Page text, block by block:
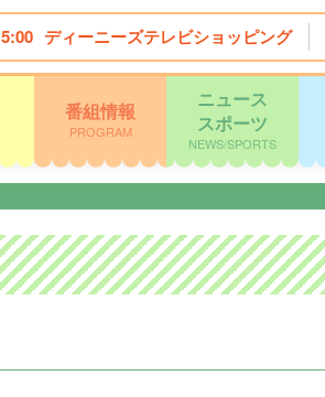
5:00 ディーニーズテレビショッピング
番組情報
PROGRAM
ニュース
スポーツ
NEWS/SPORTS